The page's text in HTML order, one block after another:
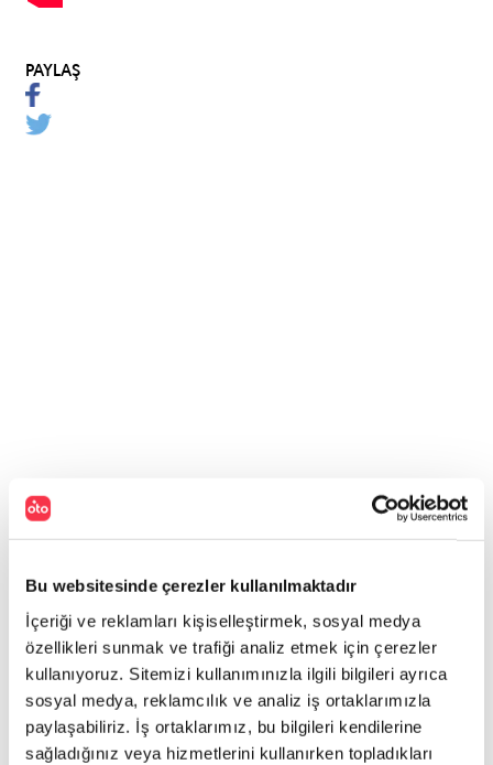
Bu websitesinde çerezler kullanılmaktadır
İçeriği ve reklamları kişiselleştirmek, sosyal medya
özellikleri sunmak ve trafiği analiz etmek için çerezler
kullanıyoruz. Sitemizi kullanımınızla ilgili bilgileri ayrıca
sosyal medya, reklamcılık ve analiz iş ortaklarımızla
paylaşabiliriz. İş ortaklarımız, bu bilgileri kendilerine
sağladığınız veya hizmetlerini kullanırken topladıkları
PAYLAŞ